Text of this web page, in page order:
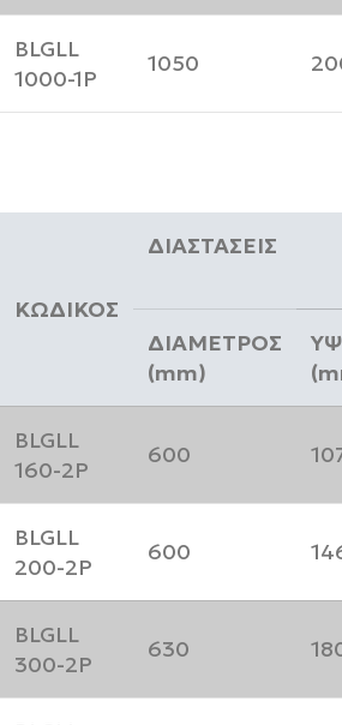
BLGLL
1000-1P
1050
ΚΩΔΙΚΟΣ
ΔΙΑΣΤΑΣΕΙΣ
ΔΙΑΜΕΤΡΟΣ
(mm)
BLGLL
160-2P
600
BLGLL
200-2P
600
BLGLL
300-2P
630